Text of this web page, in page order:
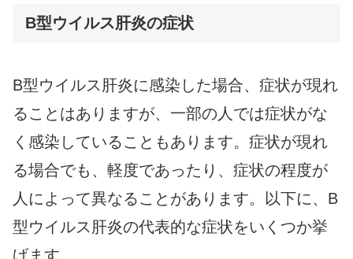
B型ウイルス肝炎の症状
B型ウイルス肝炎に感染した場合、症状が現れ
ることはありますが、一部の人では症状がな
く感染していることもあります。症状が現れ
る場合でも、軽度であったり、症状の程度が
人によって異なることがあります。以下に、B
型ウイルス肝炎の代表的な症状をいくつか挙
げます。